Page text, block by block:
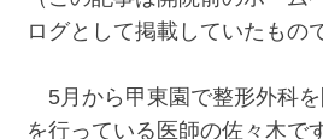
ログとして掲載していたもの
5月から甲東園で整形外科
を行っている医師の佐々木で